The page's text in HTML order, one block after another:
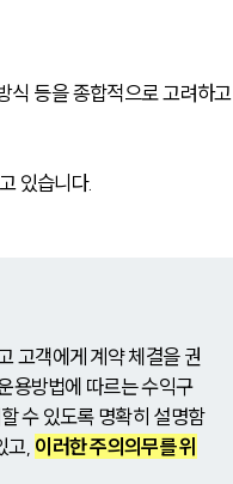
식 등을 종합적으로 고려하
있습니다.
고객에게 계약 체결을 권
용방법에 따르는 수익구
수 있도록 명확히 설명함
고, 이러한 주의의무를 위